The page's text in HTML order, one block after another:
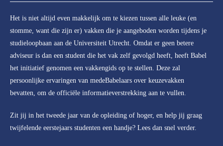
Het is niet altijd even makkelijk om te kiezen tussen alle leuke (en
stomme, want die zijn er) vakken die je aangeboden worden tijdens je
studieloopbaan aan de Universiteit Utrecht. Omdat er geen betere
adviseur is dan een student die het vak zelf gevolgd heeft, heeft Babel
het initiatief genomen een vakkengids op te stellen. Deze zal
persoonlijke ervaringen van medeBabelaars over keuzevakken
bevatten, om de officiële informatieverstrekking aan te vullen.
Zit jij in het tweede jaar van de opleiding of hoger, en help jij graag
twijfelende eerstejaars studenten een handje? Lees dan snel verder.